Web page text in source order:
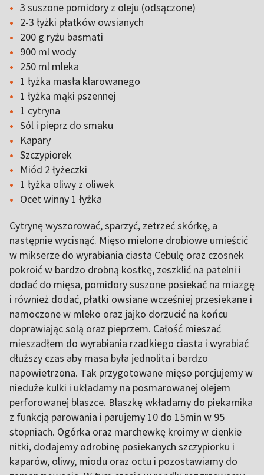
3 suszone pomidory z oleju (odsączone)
2-3 łyżki płatków owsianych
200 g ryżu basmati
900 ml wody
250 ml mleka
1 łyżka masła klarowanego
1 łyżka mąki pszennej
1 cytryna
Sól i pieprz do smaku
Kapary
Szczypiorek
Miód 2 łyżeczki
1 łyżka oliwy z oliwek
Ocet winny 1 łyżka
Cytrynę wyszorować, sparzyć, zetrzeć skórkę, a
następnie wycisnąć. Mięso mielone drobiowe umieścić
w mikserze do wyrabiania ciasta Cebulę oraz czosnek
pokroić w bardzo drobną kostkę, zeszklić na patelni i
dodać do mięsa, pomidory suszone posiekać na miazgę
i również dodać, płatki owsiane wcześniej przesiekane i
namoczone w mleko oraz jajko dorzucić na końcu
doprawiając solą oraz pieprzem. Całość mieszać
mieszadłem do wyrabiania rzadkiego ciasta i wyrabiać
dłuższy czas aby masa była jednolita i bardzo
napowietrzona. Tak przygotowane mięso porcjujemy w
nieduże kulki i układamy na posmarowanej olejem
perforowanej blaszce. Blaszkę wkładamy do piekarnika
z funkcją parowania i parujemy 10 do 15min w 95
stopniach. Ogórka oraz marchewkę kroimy w cienkie
nitki, dodajemy odrobinę posiekanych szczypiorku i
kaparów, oliwy, miodu oraz octu i pozostawiamy do